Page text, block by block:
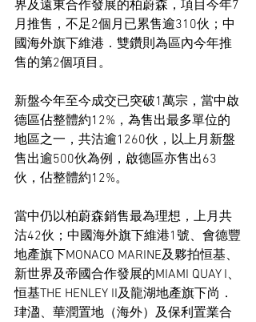
界及遠東合作發展的柏蔚森，項目今年7
月推售，不足2個月已累售逾310伙；中
國海外旗下維港．雙鑽則為區內今年推
售的第2個項目。
新盤今年至今成交已突破1萬宗，當中啟
德區佔整體約12%，為售出最多單位的
地區之一，共沽逾1260伙，以上月新盤
售出逾500伙為例，啟德區亦售出63
伙，佔整體約12%。
當中仍以柏蔚森銷售最為理想，上月共
沽42伙；中國海外旗下維港1號、會德豐
地產旗下MONACO MARINE及夥拍恒基、
新世界及帝國合作發展的MIAMI QUAY I、
恒基THE HENLEY II及龍湖地產旗下尚．
珒溋、華潤置地（海外）及保利置業合